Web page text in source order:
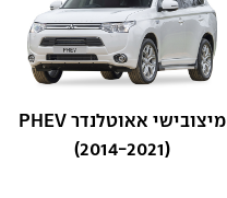
מיצובישי אאוטלנדר PHEV
(2014-2021)